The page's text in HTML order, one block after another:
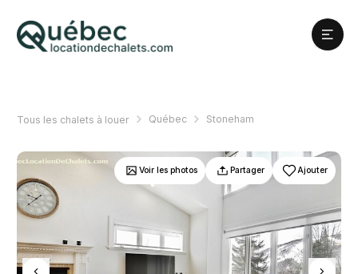
Tous les chalets à louer Québec Stoneham
Voir les photos Partager Ajouter